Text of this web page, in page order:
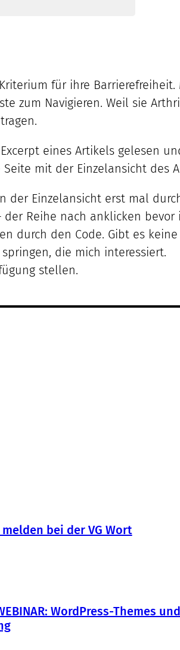
für ihre
zum Navigieren. Weil sie
eines Artikels gelesen
mit der Einzelansicht des
der Einzelansicht erst mal
Reihe nach anklicken
durch den Code. Gibt es
die mich interessiert.
stellen.
bei der VG Wort
WordPress-Themes und